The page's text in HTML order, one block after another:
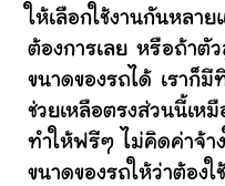
ให้เลือกใช้งานกันหลา
ต้องการเลย หรือถ้าตั
ขนาดของรถได้ เราก็มี
ช่วยเหลือตรงส่วนนี้เห
ทำให้ฟรีๆ ไม่คิดค่าจ้า
ขนาดของรถให้ว่าต้อง